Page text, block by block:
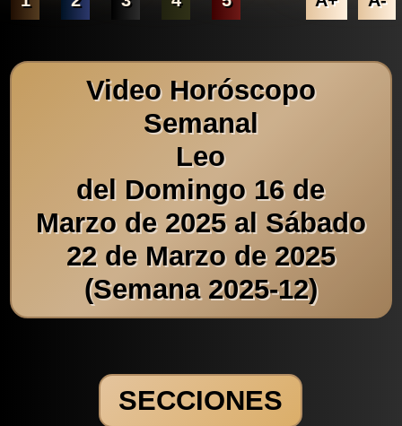
Video Horóscopo
Semanal
Leo
del Domingo 16 de
Marzo de 2025 al Sábado
22 de Marzo de 2025
(Semana 2025-12)
SECCIONES